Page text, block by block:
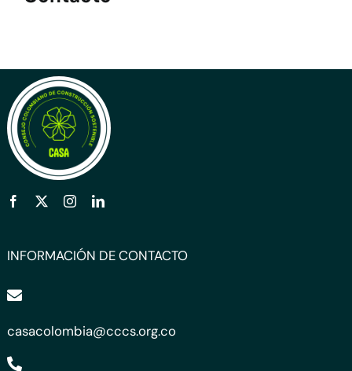
INFORMACIÓN DE CONTACTO
casacolombia@cccs.org.co